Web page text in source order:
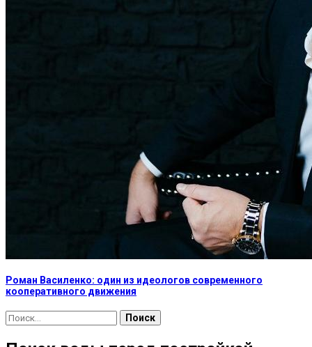
Роман Василенко: один из идеологов современного
кооперативного движения
Найти: